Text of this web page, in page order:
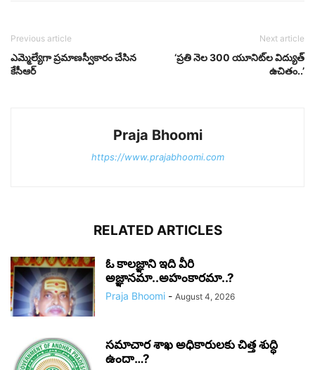
Previous article
ఎమ్మెల్యేగా ప్రమాణస్వీకారం చేసిన
కేసీఆర్
Next article
‘ప్రతి నెల 300 యూనిట్​ల విద్యుత్​
ఉచితం..’
Praja Bhoomi
https://www.prajabhoomi.com
RELATED ARTICLES
ఓ కాలజ్ఞాని ఇది వీరి
అజ్ఞానమా..అహంకారమా..?
Praja Bhoomi - August 4, 2026
సమాచార శాఖ అధికారులకు చిత్త శుద్ధి
ఉందా…?